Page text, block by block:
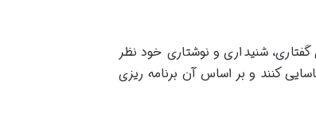
شنیداری و نوشتاری خود نظر
کنند و بر اساس آن برنامه ریزی